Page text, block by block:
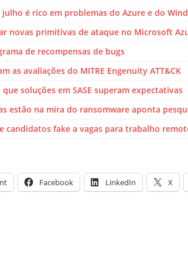
julho é rico em problemas do Azure e do
novas primitivas de ataque no Microsoft
de recompensas de bugs
as avaliações do MITRE Engenuity ATT&CK
soluções em SASE superam expectativas
estão na mira do ransomware aponta
candidatos fake a vagas para trabalho
Facebook LinkedIn X